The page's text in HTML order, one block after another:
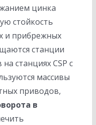
цинка
стойкость
и прибрежных
станции
станциях CSP с
массивы
приводов,
в